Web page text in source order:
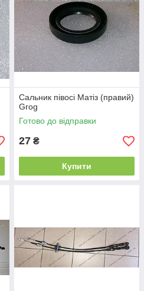
Сальник півосі Матіз (правий)
Grog
Готово до відправки
27 ₴
Купити